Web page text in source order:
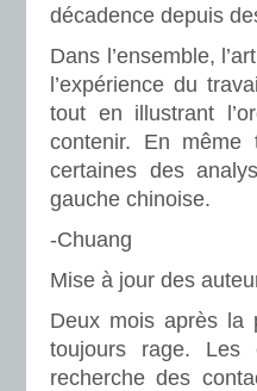
décadence depuis
Dans l’ensemble,
l’expérience du
tout en illustrant
contenir. En
certaines des
gauche chinoise.
-Chuang
Mise à jour des
Deux mois après la
toujours rage. Les
recherche des